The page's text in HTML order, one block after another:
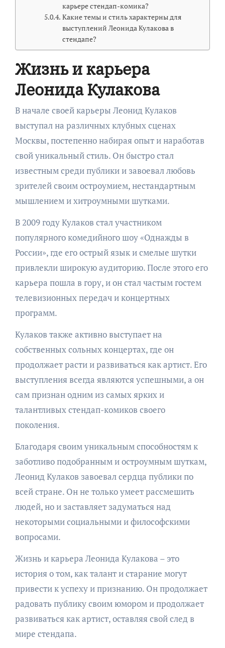
карьере стендап-комика?
Какие темы и стиль характерны для
выступлений Леонида Кулакова в
стендапе?
Жизнь и карьера
Леонида Кулакова
В начале своей карьеры Леонид Кулаков
выступал на различных клубных сценах
Москвы, постепенно набирая опыт и наработав
свой уникальный стиль. Он быстро стал
известным среди публики и завоевал любовь
зрителей своим остроумием, нестандартным
мышлением и хитроумными шутками.
В 2009 году Кулаков стал участником
популярного комедийного шоу «Однажды в
России», где его острый язык и смелые шутки
привлекли широкую аудиторию. После этого его
карьера пошла в гору, и он стал частым гостем
телевизионных передач и концертных
программ.
Кулаков также активно выступает на
собственных сольных концертах, где он
продолжает расти и развиваться как артист. Его
выступления всегда являются успешными, а он
сам признан одним из самых ярких и
талантливых стендап-комиков своего
поколения.
Благодаря своим уникальным способностям к
заботливо подобранным и остроумным шуткам,
Леонид Кулаков завоевал сердца публики по
всей стране. Он не только умеет рассмешить
людей, но и заставляет задуматься над
некоторыми социальными и философскими
вопросами.
Жизнь и карьера Леонида Кулакова – это
история о том, как талант и старание могут
привести к успеху и признанию. Он продолжает
радовать публику своим юмором и продолжает
развиваться как артист, оставляя свой след в
мире стендапа.